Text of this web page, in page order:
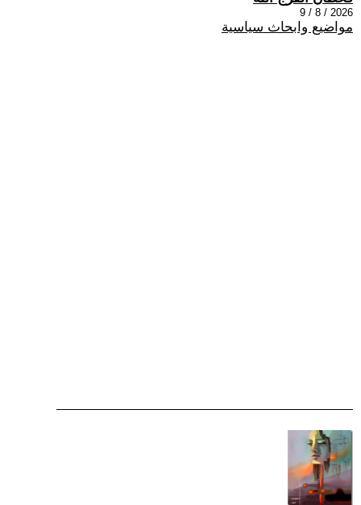
2026 / 8 / 9
مواضيع وابحاث سياسية